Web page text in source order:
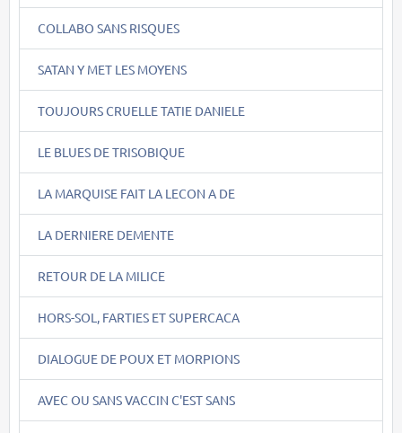
COLLABO SANS RISQUES
SATAN Y MET LES MOYENS
TOUJOURS CRUELLE TATIE DANIELE
LE BLUES DE TRISOBIQUE
LA MARQUISE FAIT LA LECON A DE
LA DERNIERE DEMENTE
RETOUR DE LA MILICE
HORS-SOL, FARTIES ET SUPERCACA
DIALOGUE DE POUX ET MORPIONS
AVEC OU SANS VACCIN C'EST SANS